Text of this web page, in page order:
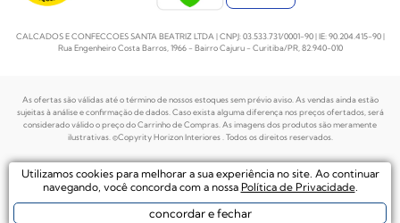
CALCADOS E CONFECCOES SANTA BEATRIZ LTDA | CNPJ: 03.533.731/0001-90 | IE: 90.204.415-90 |
Rua Engenheiro Costa Barros, 1966 - Bairro Cajuru - Curitiba/PR, 82.940-010
As ofertas são válidas até o término de nossos estoques sem prévio aviso. As vendas ainda estão
sujeitas à análise e confirmação de dados. Caso exista alguma diferença nos preçosofertados, será
considerado válido o preço do Carrinho de Compras. As imagens dos produtos são meramente
ilustrativas. ©Copyrity Horizon Interiores . Todos os direitos reservados.
Desenvolvido por Plataforma de
Ecommerce by
Utilizamos cookies para melhorar a sua experiência no site. Ao continuar
navegando, você concorda com a nossa Política de Privacidade.
concordar e fechar